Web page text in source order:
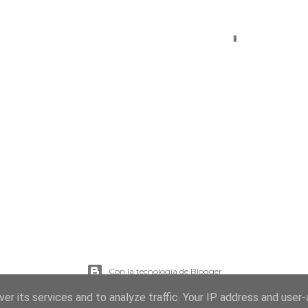
Con la tecnología de Blogger
Imágenes del tema:sebastian-julian
its services and to analyze traffic. Your IP address and